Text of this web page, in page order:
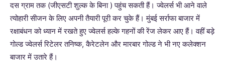
दस ग्राम तक (जीएसटी शुल्क के बिना ) पहुंच सकती हैं। ज्वेलर्स भी आने वाले
त्योहारी सीजन के लिए अपनी तैयारी पूरी कर चुके हैं। मुंबई सर्राफा बाजार में
रक्षाबंधन को ध्यान में रखते हुए ज्वेलर्स हल्के गहनों की रेंज लेकर आए हैं। वहीं बड़े
गोल्ड ज्वेलर्स रिटेलर तनिष्क, कैरेटलेन और मारबार गोल्ड ने भी नए कलेक्शन
बाजार में उतारे हैं।